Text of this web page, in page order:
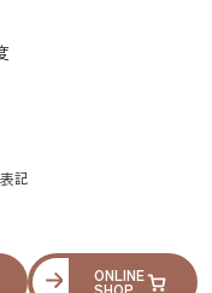
記
ONLINE
SHOP